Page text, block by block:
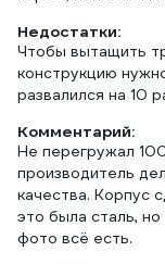
Недостатки:
Чтобы вытащить
конструкцию
развалился на 10
Комментарий:
Не перегружал
производитель
качества. Корпус
это была сталь, но
фото всё есть.